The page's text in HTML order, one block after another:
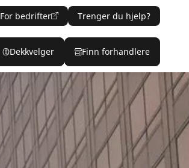
For bedrifter Trenger du hjelp?
Dekkvelger Finn forhandlere